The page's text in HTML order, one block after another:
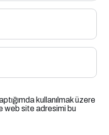
kullanılmak üzere
web site adresimi bu